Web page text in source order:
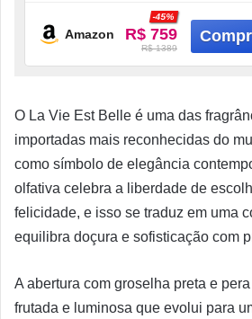
Amazon R$ 759
-45%
R$ 1389
O La Vie Est Belle é uma das
importadas mais reconhecidas do
como símbolo de elegância
olfativa celebra a liberdade de
felicidade, e isso se traduz em uma
equilibra doçura e sofisticação com
A abertura com groselha preta e
frutada e luminosa que evolui para